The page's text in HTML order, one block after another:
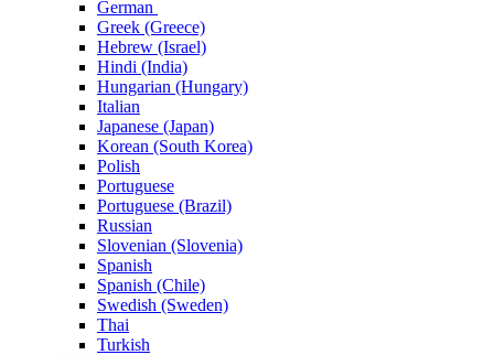
German
Greek (Greece)
Hebrew (Israel)
Hindi (India)
Hungarian (Hungary)
Italian
Japanese (Japan)
Korean (South Korea)
Polish
Portuguese
Portuguese (Brazil)
Russian
Slovenian (Slovenia)
Spanish
Spanish (Chile)
Swedish (Sweden)
Thai
Turkish